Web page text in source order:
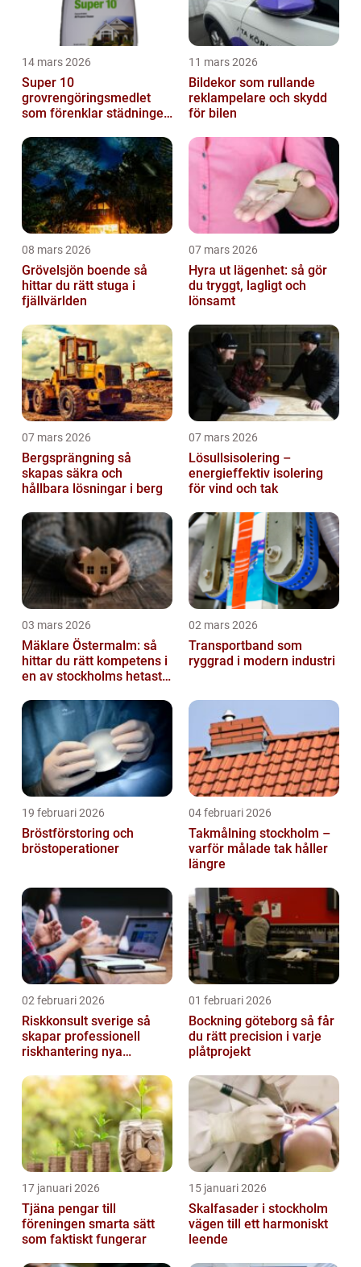
14 mars 2026
Super 10
grovrengöringsmedlet
som förenklar städningen
11 mars 2026
Bildekor som rullande
reklampelare och skydd
för bilen
08 mars 2026
Grövelsjön boende så
hittar du rätt stuga i
fjällvärlden
07 mars 2026
Hyra ut lägenhet: så gör
du tryggt, lagligt och
lönsamt
07 mars 2026
Bergsprängning så
skapas säkra och
hållbara lösningar i berg
07 mars 2026
Lösullsisolering –
energieffektiv isolering
för vind och tak
03 mars 2026
Mäklare Östermalm: så
hittar du rätt kompetens i
en av stockholms hetaste
02 mars 2026
Transportband som
ryggrad i modern industri
19 februari 2026
Bröstförstoring och
bröstoperationer
04 februari 2026
Takmålning stockholm –
varför målade tak håller
längre
02 februari 2026
Riskkonsult sverige så
skapar professionell
riskhantering nya
01 februari 2026
Bockning göteborg så får
du rätt precision i varje
plåtprojekt
17 januari 2026
Tjäna pengar till
föreningen smarta sätt
som faktiskt fungerar
15 januari 2026
Skalfasader i stockholm
vägen till ett harmoniskt
leende